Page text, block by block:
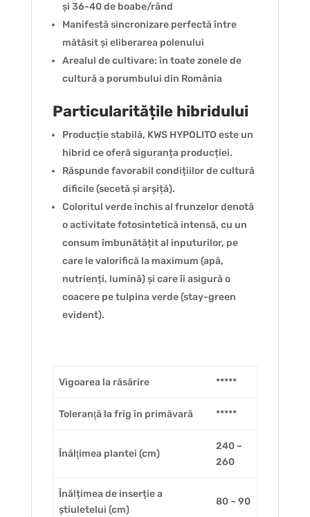
și 36-40 de boabe/rând
Manifestă sincronizare perfectă între
mătăsit și eliberarea polenului
Arealul de cultivare: în toate zonele de
cultură a porumbului din România
Particularitățile hibridului
Producție stabilă, KWS HYPOLITO este un
hibrid ce oferă siguranța producției.
Răspunde favorabil condițiilor de cultură
dificile (secetă și arșiță).
Coloritul verde închis al frunzelor denotă
o activitate fotosintetică intensă, cu un
consum îmbunătățit al inputurilor, pe
care le valorifică la maximum (apă,
nutrienți, lumină) și care îi asigură o
coacere pe tulpina verde (stay-green
evident).
Vigoarea la răsărire *****
Toleranţă la frig în primăvară *****
Înălţimea plantei (cm)
240 –
260
Înălțimea de inserție a
știuletelui (cm)
80 – 90